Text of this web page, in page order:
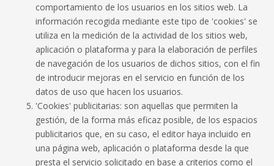
comportamiento de los usuarios en los sitios web. La
información recogida mediante este tipo de 'cookies' se
utiliza en la medición de la actividad de los sitios web,
aplicación o plataforma y para la elaboración de perfiles
de navegación de los usuarios de dichos sitios, con el fin
de introducir mejoras en el servicio en función de los
datos de uso que hacen los usuarios.
'Cookies' publicitarias: son aquellas que permiten la
gestión, de la forma más eficaz posible, de los espacios
publicitarios que, en su caso, el editor haya incluido en
una página web, aplicación o plataforma desde la que
presta el servicio solicitado en base a criterios como el